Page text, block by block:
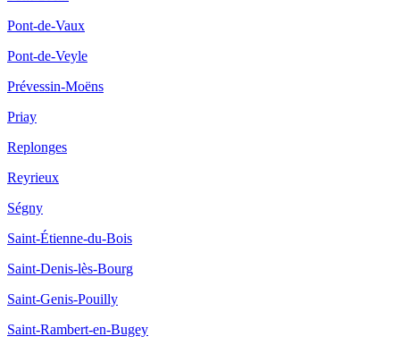
Pont-de-Vaux
Pont-de-Veyle
Prévessin-Moëns
Priay
Replonges
Reyrieux
Ségny
Saint-Étienne-du-Bois
Saint-Denis-lès-Bourg
Saint-Genis-Pouilly
Saint-Rambert-en-Bugey